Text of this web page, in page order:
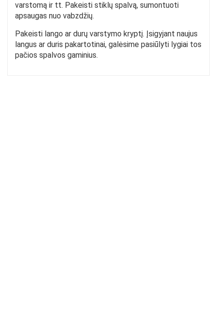
varstomą ir tt. Pakeisti stiklų spalvą, sumontuoti
apsaugas nuo vabzdžių.
Pakeisti lango ar durų varstymo kryptį. Įsigyjant naujus
langus ar duris pakartotinai, galėsime pasiūlyti lygiai tos
pačios spalvos gaminius.